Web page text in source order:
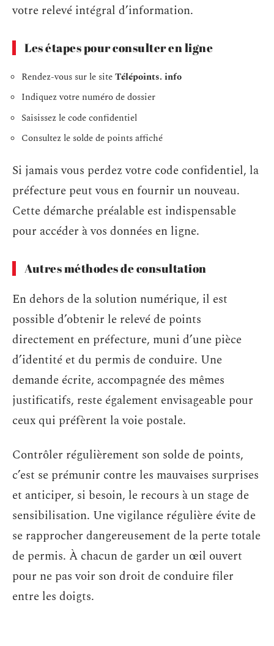
votre relevé intégral d’information.
Les étapes pour consulter en ligne
Rendez-vous sur le siteTélépoints. info
Indiquez votre numéro de dossier
Saisissez le code confidentiel
Consultez le solde de points affiché
Si jamais vous perdez votre code confidentiel, la
préfecture peut vous en fournir un nouveau.
Cette démarche préalable est indispensable
pour accéder à vos données en ligne.
Autres méthodes de consultation
En dehors de la solution numérique, il est
possible d’obtenir le relevé de points
directement en préfecture, muni d’une pièce
d’identité et du permis de conduire. Une
demande écrite, accompagnée des mêmes
justificatifs, reste également envisageable pour
ceux qui préfèrent la voie postale.
Contrôler régulièrement son solde de points,
c’est se prémunir contre les mauvaises surprises
et anticiper, si besoin, le recours à un stage de
sensibilisation. Une vigilance régulière évite de
se rapprocher dangereusement de la perte totale
de permis. À chacun de garder un œil ouvert
pour ne pas voir son droit de conduire filer
entre les doigts.